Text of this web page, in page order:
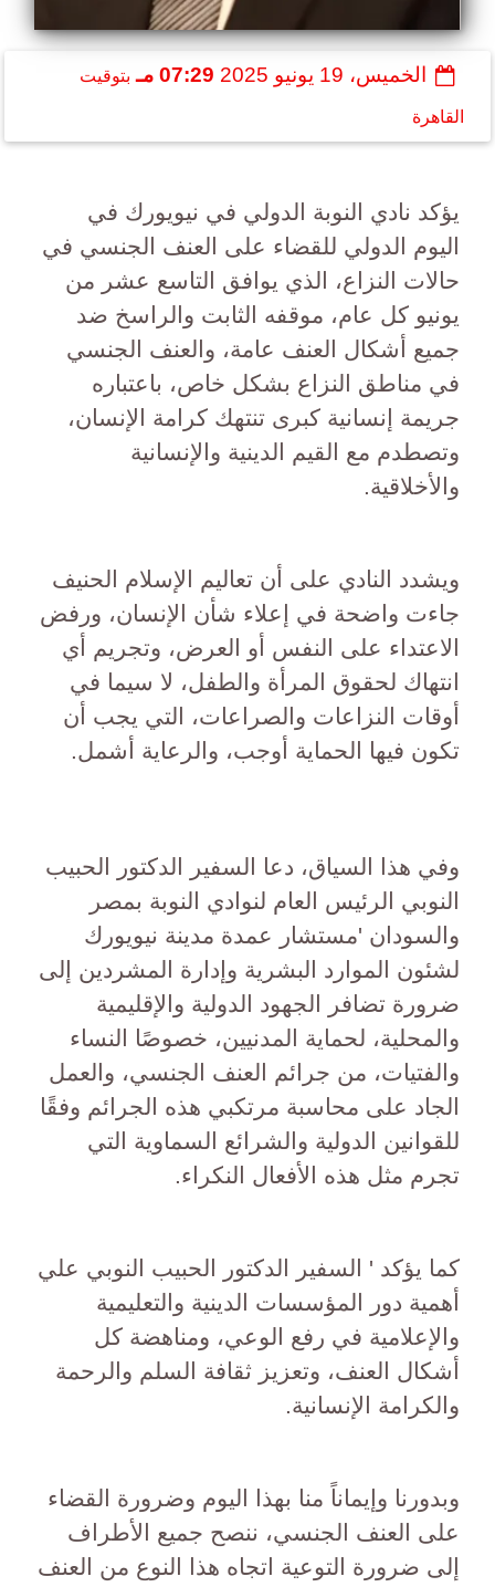
الخميس، 19 يونيو 2025 07:29 مـ بتوقيت
القاهرة
يؤكد نادي النوبة الدولي في نيويورك في
اليوم الدولي للقضاء على العنف الجنسي في
حالات النزاع، الذي يوافق التاسع عشر من
يونيو كل عام، موقفه الثابت والراسخ ضد
جميع أشكال العنف عامة، والعنف الجنسي
في مناطق النزاع بشكل خاص، باعتباره
جريمة إنسانية كبرى تنتهك كرامة الإنسان،
وتصطدم مع القيم الدينية والإنسانية
والأخلاقية.
ويشدد النادي على أن تعاليم الإسلام الحنيف
جاءت واضحة في إعلاء شأن الإنسان، ورفض
الاعتداء على النفس أو العرض، وتجريم أي
انتهاك لحقوق المرأة والطفل، لا سيما في
أوقات النزاعات والصراعات، التي يجب أن
تكون فيها الحماية أوجب، والرعاية أشمل.
وفي هذا السياق، دعا السفير الدكتور الحبيب
النوبي الرئيس العام لنوادي النوبة بمصر
والسودان 'مستشار عمدة مدينة نيويورك
لشئون الموارد البشرية وإدارة المشردين إلى
ضرورة تضافر الجهود الدولية والإقليمية
والمحلية، لحماية المدنيين، خصوصًا النساء
والفتيات، من جرائم العنف الجنسي، والعمل
الجاد على محاسبة مرتكبي هذه الجرائم وفقًا
للقوانين الدولية والشرائع السماوية التي
تجرم مثل هذه الأفعال النكراء.
كما يؤكد ' السفير الدكتور الحبيب النوبي علي
أهمية دور المؤسسات الدينية والتعليمية
والإعلامية في رفع الوعي، ومناهضة كل
أشكال العنف، وتعزيز ثقافة السلم والرحمة
والكرامة الإنسانية.
وبدورنا وإيماناً منا بهذا اليوم وضرورة القضاء
على العنف الجنسي، ننصح جميع الأطراف
إلى ضرورة التوعية اتجاه هذا النوع من العنف